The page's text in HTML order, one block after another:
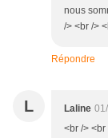
nous
/> <br />
Répondre
L Laline
<br /> <br